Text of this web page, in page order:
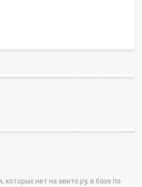
которых нет на авито.ру, в базе по